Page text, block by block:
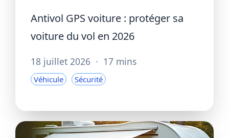
Antivol GPS voiture : protéger sa
voiture du vol en 2026
18 juillet 2026 · 17 mins
Véhicule Sécurité